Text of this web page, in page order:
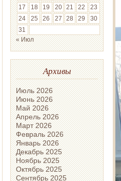
17
18 19 20 21 22
23
24
25 26 27 28 29
30
31
« Июл
Архивы
Июль 2026
Июнь 2026
Май 2026
Апрель 2026
Март 2026
Февраль 2026
Январь 2026
Декабрь 2025
Ноябрь 2025
Октябрь 2025
Сентябрь 2025